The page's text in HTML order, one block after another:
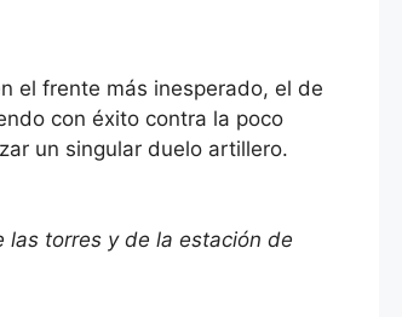
el frente más inesperado, el de
con éxito contra la poco
un singular duelo artillero.
torres y de la estación de